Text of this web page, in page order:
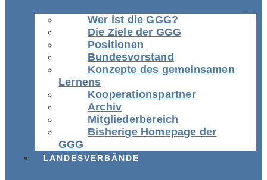
Wer ist die GGG?
Die Ziele der GGG
Positionen
Bundesvorstand
Konzepte des gemeinsamen
Lernens
Kooperationspartner
Archiv
Mitgliederbereich
Bisherige Homepage der
GGG
LANDESVERBÄNDE